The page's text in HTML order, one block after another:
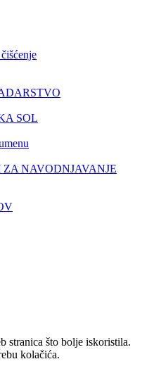
SOL
ZA NAVODNJAVANJE
stranica što bolje iskoristila.
kolačića.